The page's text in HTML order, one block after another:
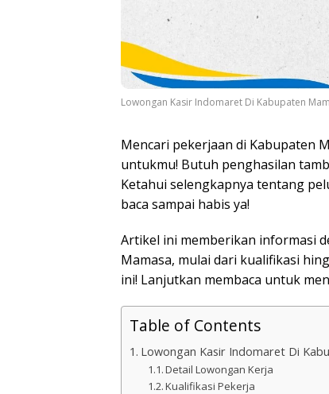
Lowongan Kasir Indomaret Di Kabupaten
Mencari pekerjaan di Kabupaten
untukmu! Butuh penghasilan
Ketahui selengkapnya tentang
baca sampai habis ya!
Artikel ini memberikan informasi
Mamasa, mulai dari kualifikasi
ini! Lanjutkan membaca untuk
Table of Contents
Lowongan Kasir Indomaret Di
Detail Lowongan Kerja
Kualifikasi Pekerja